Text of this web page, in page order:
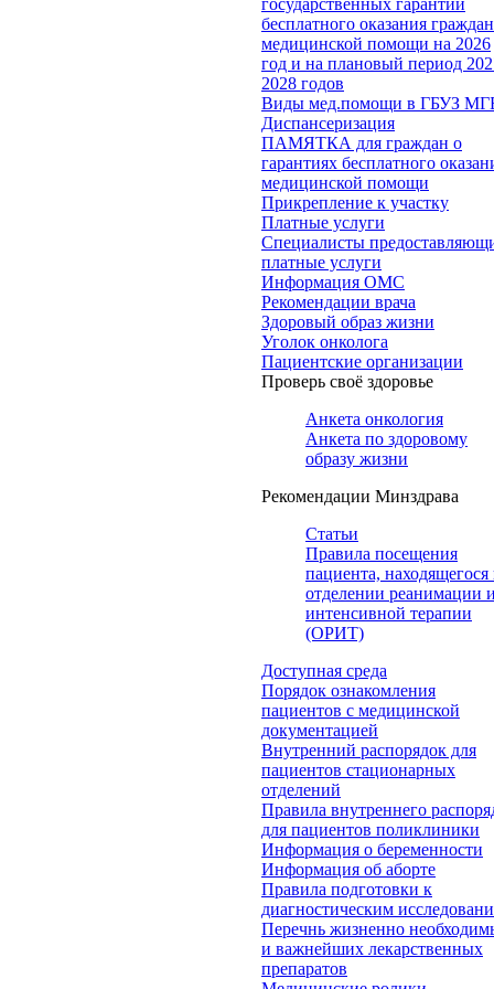
государственных гарантий
бесплатного оказания
медицинской помощи на 2026
год и на плановый период
2028 годов
Виды мед.помощи в ГБУЗ
Диспансеризация
ПАМЯТКА для граждан о
гарантиях бесплатного
медицинской помощи
Прикрепление к участку
Платные услуги
Специалисты
платные услуги
Информация ОМС
Рекомендации врача
Здоровый образ жизни
Уголок онколога
Пациентские организации
Проверь своё здоровье
Анкета онкология
Анкета по здоровому
образу жизни
Рекомендации Минздрава
Статьи
Правила посещения
пациента, находящегося
отделении реанимации и
интенсивной терапии
(ОРИТ)
Доступная среда
Порядок ознакомления
пациентов с медицинской
документацией
Внутренний распорядок для
пациентов стационарных
отделений
Правила внутреннего
для пациентов поликлиники
Информация о беременности
Информация об аборте
Правила подготовки к
диагностическим
Перечнь жизненно
и важнейших лекарственных
препаратов